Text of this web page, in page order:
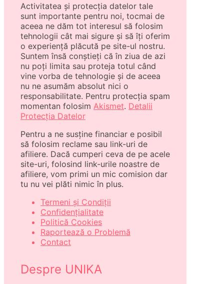
Activitatea și protecția datelor tale
sunt importante pentru noi, tocmai de
aceea ne dăm tot interesul să folosim
tehnologii cât mai sigure și să îți oferim
o experiență plăcută pe site-ul nostru.
Suntem însă conștieți că în ziua de azi
nu poți limita sau proteja totul când
vine vorba de tehnologie și de aceea
nu ne asumăm absolut nici o
responsabilitate. Pentru protecția spam
momentan folosim Akismet. Detalii
Protecția Datelor
Pentru a ne susține financiar e posibil
să folosim reclame sau link-uri de
afiliere. Dacă cumperi ceva de pe acele
site-uri, folosind link-urile noastre de
afiliere, vom primi un mic comision dar
tu nu vei plăti nimic în plus.
Termeni și Condiții
Confidențialitate
Politică Cookies
Raportează o Problemă
Contact
Despre UNIKA